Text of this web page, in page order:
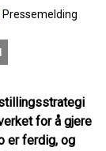
Pressemelding
for å gjere
er ferdig, og